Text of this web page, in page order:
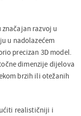
razvoj u
u nadolazećem
precizan 3D model.
dimenzije dijelova
brzih ili otežanih
realističniji i